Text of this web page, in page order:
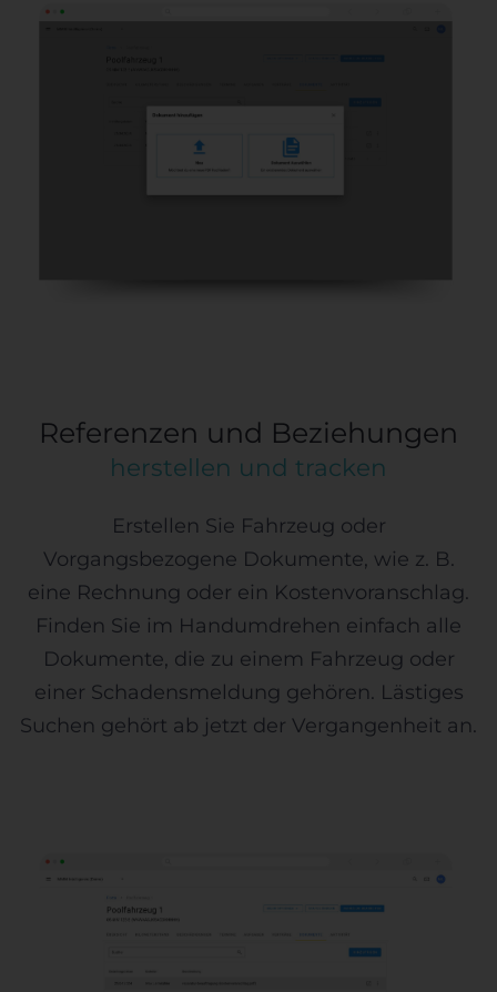
Referenzen und Beziehungen
herstellen und tracken
Erstellen Sie Fahrzeug oder
Vorgangsbezogene Dokumente, wie z. B.
eine Rechnung oder ein Kostenvoranschlag.
Finden Sie im Handumdrehen einfach alle
Dokumente, die zu einem Fahrzeug oder
einer Schadensmeldung gehören. Lästiges
Suchen gehört ab jetzt der Vergangenheit an.